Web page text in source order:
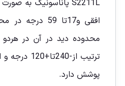
افقی و17تا 59
محدوده دید در آن در
پوشش دارد.